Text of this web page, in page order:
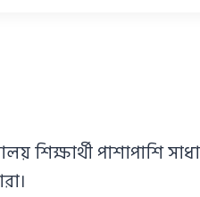
পাশাপাশি